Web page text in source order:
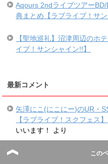
Aqours 2ndライブツアー
典まとめ【ラブライブ！サン
【聖地巡礼】沼津周辺のホ
イブ！サンシャイン!!】
最新コメント
矢澤にこ(にこにー)のUR・
【ラブライブ！スクフェス】
いいます！
より
考察まとめ
私、ラブラ
この